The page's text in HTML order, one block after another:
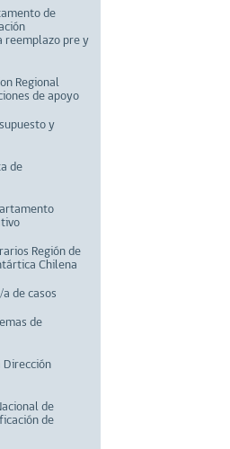
de
reemplazo pre y
Regional
de apoyo
y
de
Región de
Chilena
de casos
de
de
de